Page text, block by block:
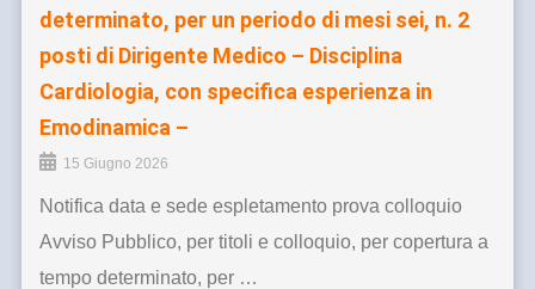
determinato, per un periodo di mesi sei, n. 2
posti di Dirigente Medico – Disciplina
Cardiologia, con specifica esperienza in
Emodinamica –
15 Giugno 2026
Notifica data e sede espletamento prova colloquio
Avviso Pubblico, per titoli e colloquio, per copertura a
tempo determinato, per …